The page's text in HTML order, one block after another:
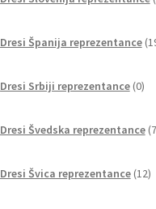
Dresi Španija reprezentance
Dresi Srbiji reprezentance 0
Dresi Švedska reprezentance 7
Dresi Švica reprezentance 12